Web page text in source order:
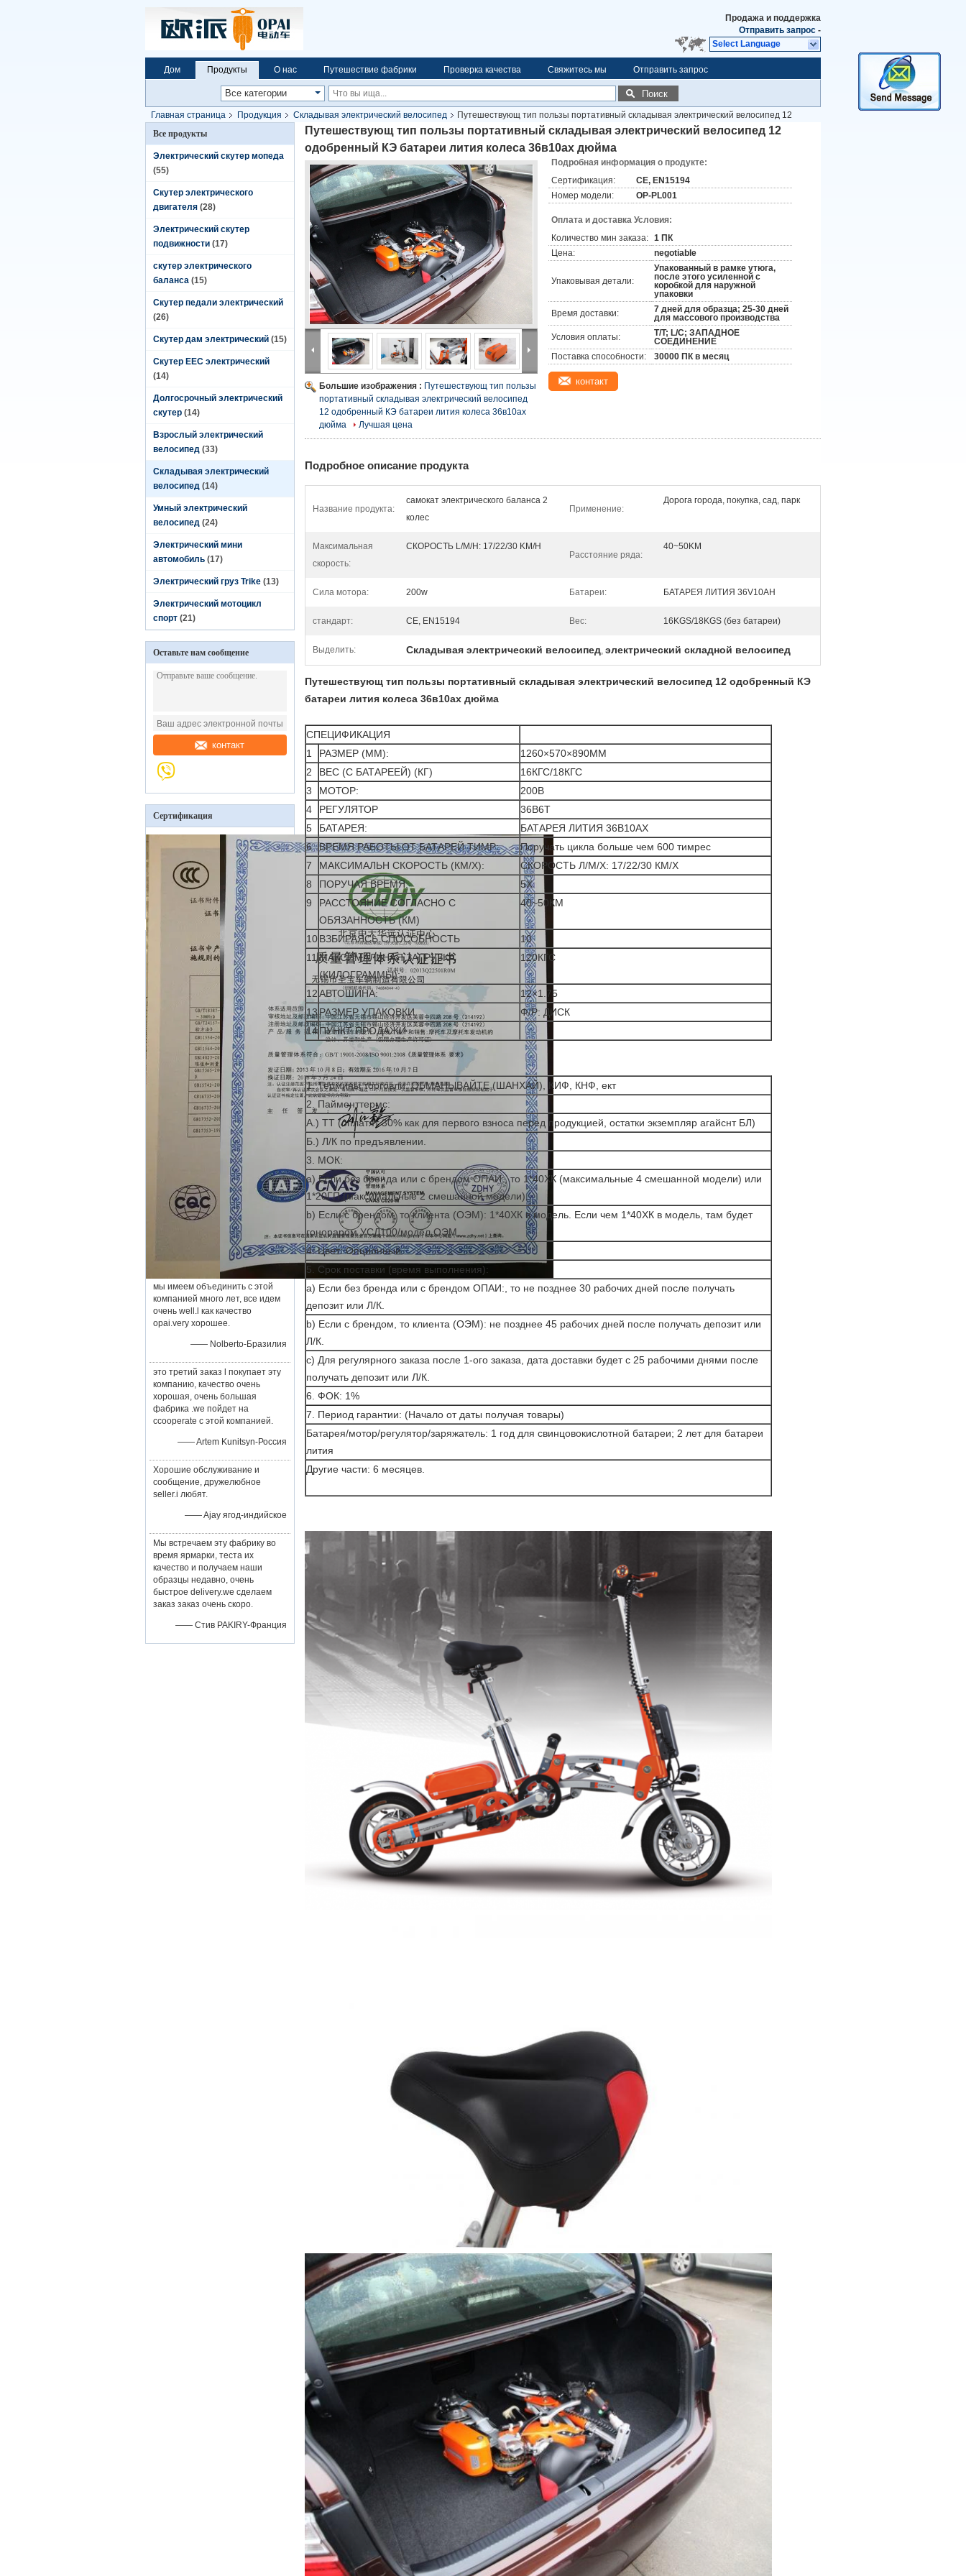
Продажа и поддержка
Отправить запрос -
Select Language
Дом Продукты О нас Путешествие фабрики Проверка качества Свяжитесь мы Отправить запрос
Поиск
Главная страница Продукция Складывая электрический велосипед
Путешествующ тип пользы портативный складывая электрический велосипед 12
одобренный КЭ батареи лития колеса 36в10ах дюйма
Все продукты
Электрический скутер мопеда
(55)
Скутер электрического
двигателя (28)
Электрический скутер
подвижности (17)
скутер электрического
баланса (15)
Скутер педали электрический
(26)
Скутер дам электрический (15)
Скутер EEC электрический
(14)
Долгосрочный электрический
скутер (14)
Взрослый электрический
велосипед (33)
Складывая электрический
велосипед (14)
Умный электрический
велосипед (24)
Электрический мини
автомобиль (17)
Электрический груз Trike (13)
Электрический мотоцикл
спорт (21)
Оставьте нам сообщение
контакт
Сертификация
мы имеем объединить с этой
компанией много лет, все идем
очень well.l как качество
opai.very хорошее.
—— Nolberto-Бразилия
это третий заказ l покупает эту
компанию, качество очень
хорошая, очень большая
фабрика .we пойдет на
ccooperate с этой компанией.
—— Artem Kunitsyn-Россия
Хорошие обслуживание и
сообщение, дружелюбное
seller.i любят.
—— Ajay ягод-индийское
Мы встречаем эту фабрику во
время ярмарки, теста их
качество и получаем наши
образцы недавно, очень
быстрое delivery.we сделаем
заказ заказ очень скоро.
—— Стив PAKIRY-Франция
Путешествующ тип пользы портативный складывая электрический велосипед 12
одобренный КЭ батареи лития колеса 36в10ах дюйма
Большие изображения : Путешествующ тип пользы
портативный складывая электрический велосипед
12 одобренный КЭ батареи лития колеса 36в10ах
дюйма
Лучшая цена
Подробная информация о продукте:
Сертификация:
CE, EN15194
Номер модели:
OP-PL001
Оплата и доставка Условия:
Количество мин заказа: 1 ПК
Цена:
negotiable
Упаковывая детали:
Упакованный в рамке утюга,
после этого усиленной с
коробкой для наружной
упаковки
Время доставки:
7 дней для образца; 25-30 дней
для массового производства
Условия оплаты:
T/T; L/C; ЗАПАДНОЕ
СОЕДИНЕНИЕ
Поставка способности:
30000 ПК в месяц
контакт
Подробное описание продукта
Название продукта:
самокат электрического баланса 2
колес
Применение:
Дорога города, покупка, сад, парк
Максимальная
скорость:
СКОРОСТЬ L/M/H: 17/22/30 KM/H
Расстояние ряда:
40~50KM
Сила мотора: 200w Батареи: БАТАРЕЯ ЛИТИЯ 36V10AH
стандарт: CE, EN15194 Вес: 16KGS/18KGS (без батареи)
Выделить: Складывая электрический велосипед, электрический складной велосипед
Путешествующ тип пользы портативный складывая электрический велосипед 12 одобренный КЭ
батареи лития колеса 36в10ах дюйма
СПЕЦИФИКАЦИЯ
1
РАЗМЕР (ММ):
1260×570×890ММ
2
ВЕС (С БАТАРЕЕЙ) (КГ)
16КГС/18КГС
3
МОТОР:
200В
4
РЕГУЛЯТОР
36В6Т
5
БАТАРЕЯ:
БАТАРЕЯ ЛИТИЯ 36В10АХ
6
ВРЕМЯ РАБОТЫ ОТ БАТАРЕЙ ТИМР:
Поручать цикла больше чем 600 тимрес
7
МАКСИМАЛЬН СКОРОСТЬ (КМ/Х):
СКОРОСТЬ Л/М/Х: 17/22/30 КМ/Х
8
ПОРУЧАЯ ВРЕМЯ:
5Х
9
РАССТОЯНИЕ СОГЛАСНО С
ОБЯЗАННОСТЬ (КМ)
40~50КМ
10ВЗБИРАЯСЬ СПОСОБНОСТЬ
10
11МАКСИМАЛЬНАЯ ЗАГРУЗКА
(КИЛОГРАММЫ):
120КГС
12АВТОШИНА:
12×1.75
13РАЗМЕР УПАКОВКИ
Ф/Р: ДИСК
14ПУНКТ ПРОДАЖИ
1. Термины торговли: ОБМАНЫВАЙТЕ (ШАНХАЙ), КИФ, КНФ, ект
2. Пайменттермс:
А.) ТТ (оплатят 30% как для первого взноса перед продукцией, остатки экземпляр агайснт БЛ)
Б.) Л/К по предъявлении.
3. МОК:
a) Если без бренда или с брендом ОПАИ:, то 1*40ХК (максимальные 4 смешанной модели) или
1*20ГП (максимальные 2 смешанной модели).
b) Если с брендом, то клиента (ОЭМ): 1*40ХК в модель. Если чем 1*40ХК в модель, там будет
гонораром УСД100/модел ОЭМ.
4. Цвет: Опционный.
5. Срок поставки (время выполнения):
a) Если без бренда или с брендом ОПАИ:, то не позднее 30 рабочих дней после получать
депозит или Л/К.
b) Если с брендом, то клиента (ОЭМ): не позднее 45 рабочих дней после получать депозит или
Л/К.
c) Для регулярного заказа после 1-ого заказа, дата доставки будет с 25 рабочими днями после
получать депозит или Л/К.
6. ФОК: 1%
7. Период гарантии: (Начало от даты получая товары)
Батарея/мотор/регулятор/заряжатель: 1 год для свинцовокислотной батареи; 2 лет для батареи
лития
Другие части: 6 месяцев.